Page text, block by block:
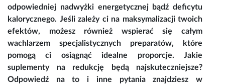
odpowiedniej nadwyżki energetycznej bądź deficytu
kalorycznego. Jeśli zależy ci na maksymalizacji twoich
efektów, możesz również wspierać się całym
wachlarzem specjalistycznych preparatów, które
pomogą ci osiągnąć idealne proporcje. Jakie
suplementy na redukcję będą najskuteczniejsze?
Odpowiedź na to i inne pytania znajdziesz w